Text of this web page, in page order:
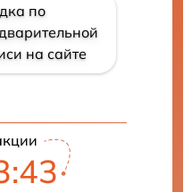
по
на сайте